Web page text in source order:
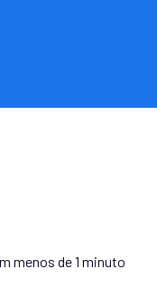
menos de 1 minuto